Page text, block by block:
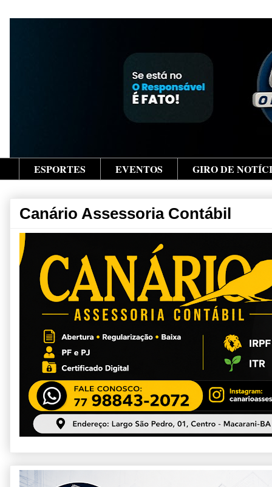
ESPORTES EVENTOS GIRO DE
Canário Assessoria Contábil